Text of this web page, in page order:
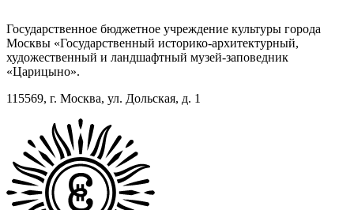
Государственное бюджетное учреждение культуры города
Москвы «Государственный историко-архитектурный,
художественный и ландшафтный музей-заповедник
«Царицыно».
115569, г. Москва, ул. Дольская, д. 1